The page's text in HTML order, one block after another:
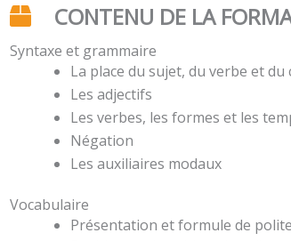
CONTENU DE LA
Syntaxe et grammaire
La place du sujet, du verbe et
Les adjectifs
Les verbes, les formes et les
Négation
Les auxiliaires modaux
Vocabulaire
Présentation et formule de